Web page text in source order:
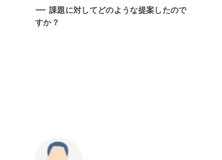
課題に対してどのような提案したので
すか？